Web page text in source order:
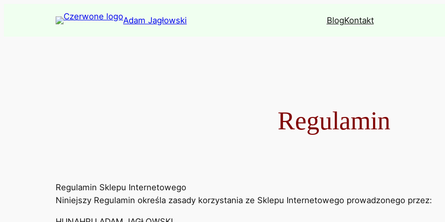
Adam Jagłowski BlogKontakt
Regulamin
Regulamin Sklepu Internetowego
Niniejszy Regulamin określa zasady korzystania ze Sklepu Internetowego prowadzonego przez: